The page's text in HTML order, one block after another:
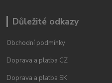
Důležité odkazy
Obchodní podmínky
Doprava a platba CZ
Doprava a platba SK